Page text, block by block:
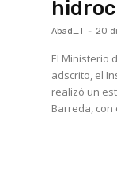
Abad_T - 20
El Ministerio
adscrito, el
realizó un
Barreda, con